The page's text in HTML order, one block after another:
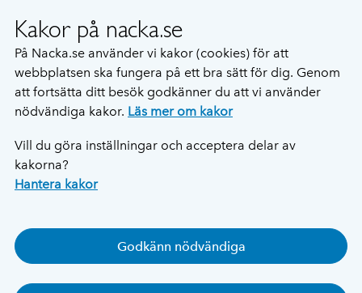
Kakor på nacka.se
På Nacka.se använder vi kakor (cookies) för att
webbplatsen ska fungera på ett bra sätt för dig. Genom
att fortsätta ditt besök godkänner du att vi använder
nödvändiga kakor. Läs mer om kakor
Vill du göra inställningar och acceptera delar av
kakorna?
Hantera kakor
Godkänn nödvändiga